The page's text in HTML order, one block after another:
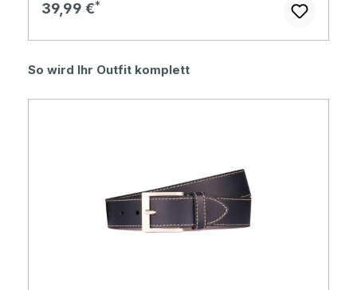
Regulärer Preis:
39,99 €
Produktgalerie überspringen
So wird Ihr Outfit komplett